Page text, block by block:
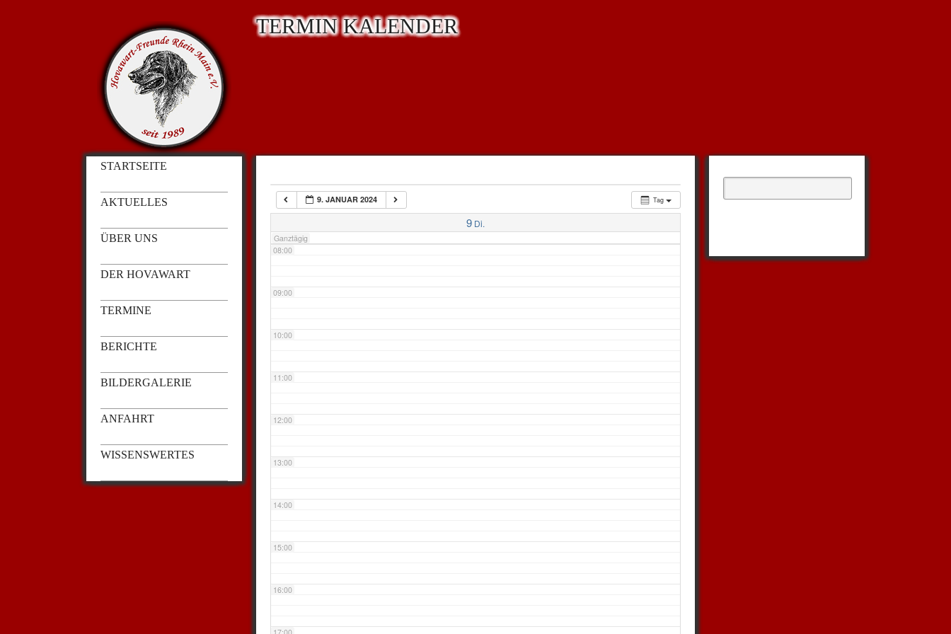
STARTSEITE
AKTUELLES
ÜBER UNS
DER HOVAWART
TERMINE
BERICHTE
BILDERGALERIE
ANFAHRT
WISSENSWERTES
TERMIN KALENDER
Tag
9. JANUAR 2024
9 Di.
Ganztägig
03:00
07:00
08:00
09:00
10:00
11:00
12:00
13:00
14:00
15:00
16:00
nach: